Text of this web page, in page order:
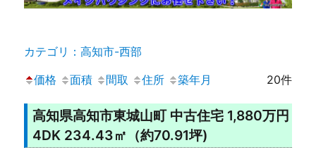
カテゴリ：高知市-西部
価格
面積 間取 住所 築年月 20件
高知県高知市東城山町 中古住宅 1,880万円
4DK 234.43㎡（約70.91坪)